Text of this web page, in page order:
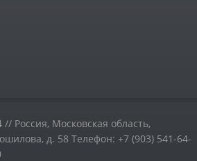
// Россия, Московская область,
д. 58 Телефон: +7 (903) 541-64-